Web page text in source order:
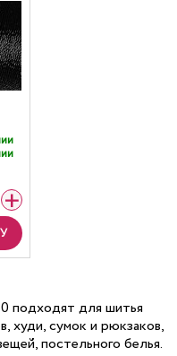
подходят для шитья
худи, сумок и рюкзаков,
постельного белья.